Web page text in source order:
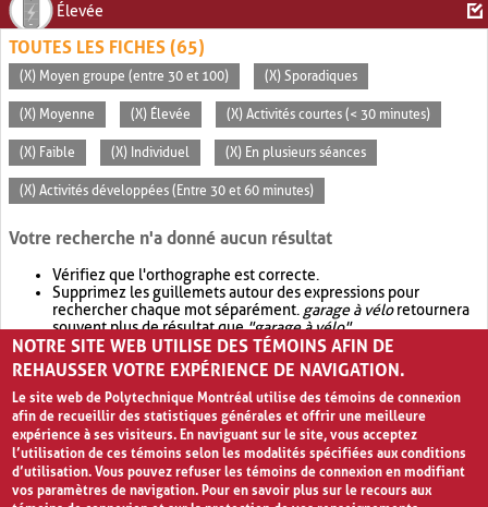
Élevée
TOUTES LES FICHES (65)
(X) Moyen groupe (entre 30 et 100) (X) Sporadiques
(X) Moyenne (X) Élevée (X) Activités courtes (< 30 minutes)
(X) Faible (X) Individuel (X) En plusieurs séances
(X) Activités développées (Entre 30 et 60 minutes)
Votre recherche n'a donné aucun résultat
Vérifiez que l'orthographe est correcte.
Supprimez les guillemets autour des expressions pour
rechercher chaque mot séparément. garage à véloretournera
souvent plus de résultat que"garage à vélo".
Envisagez d'élargir votre recherche avec OR.garage OR vélo
retournera souvent plus de résultat quegarage à vélo
NOTRE SITE WEB UTILISE DES TÉMOINS AFIN DE
REHAUSSER VOTRE EXPÉRIENCE DE NAVIGATION.
Le site web de Polytechnique Montréal utilise des témoins de connexion
afin de recueillir des statistiques générales et offrir une meilleure
expérience à ses visiteurs. En naviguant sur le site, vous acceptez
l’utilisation de ces témoins selon les modalités spécifiées aux conditions
d’utilisation. Vous pouvez refuser les témoins de connexion en modifiant
vos paramètres de navigation. Pour en savoir plus sur le recours aux